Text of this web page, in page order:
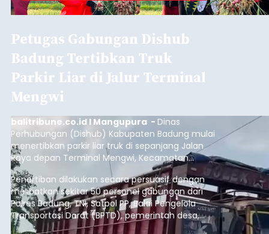
Petugas Gabungan Dishub
Badung Tertibkan Truk
Parkir Liar di Jalur Terminal
Mengwi
balitribune.co.id I Mangupura - Dinas
Perhubungan (Dishub) Kabupaten Badung mulai
menertibkan parkir liar truk di sepanjang Jalan
Raya depan Terminal Mengwi, Kecamatan
Mengwi, Rabu (5/8/2026).
Penertiban dilakukan secara persuasif dengan
melibatkan sekitar 50 personel gabungan dari
Polres Badung, TNI, Satpol PP, Balai Pengelola
Transportasi Darat (BPTD), pemerintah desa,
desa adat, Linmas, dan Pecalang.